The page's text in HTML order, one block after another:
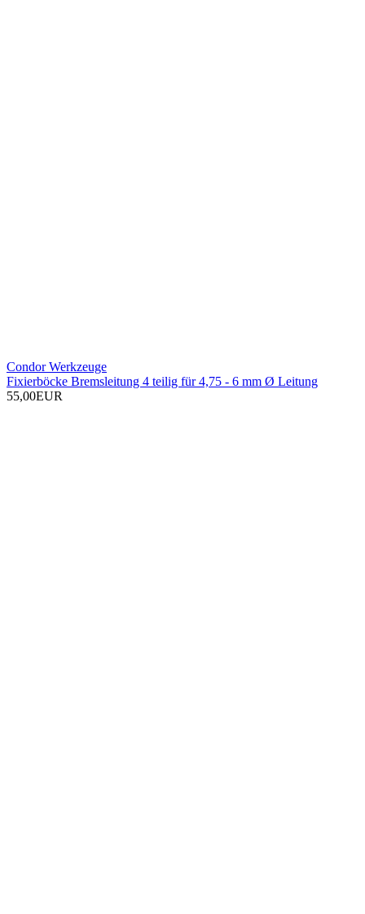
Condor Werkzeuge
Fixierböcke Bremsleitung 4 teilig für 4,75 - 6 mm Ø Leitung
55,00EUR